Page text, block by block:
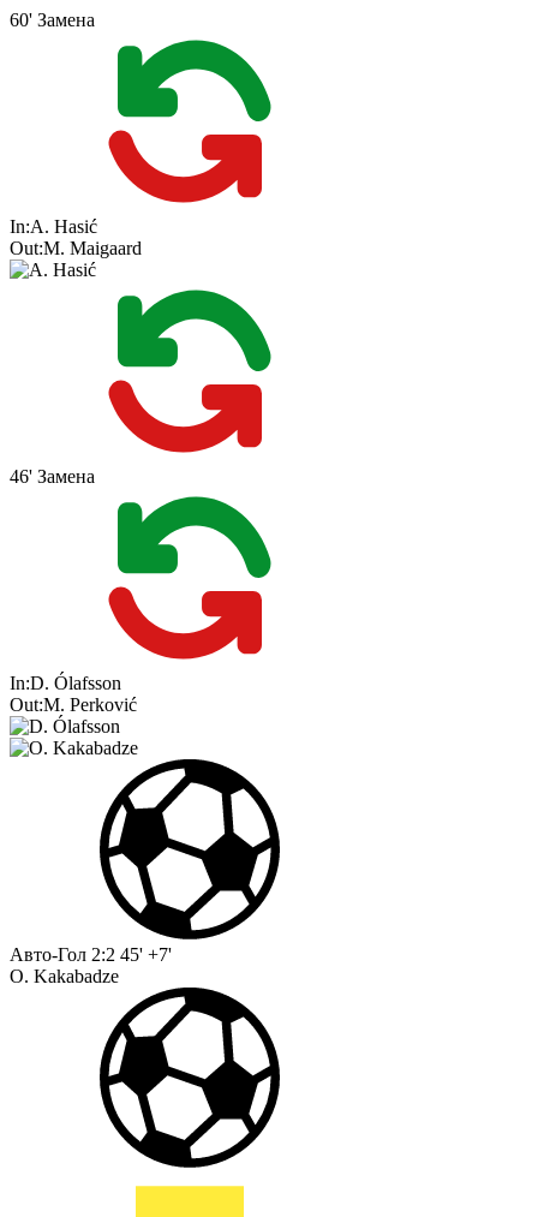
60' Замена
In:A. Hasić
Out:M. Maigaard
46' Замена
In:D. Ólafsson
Out:M. Perković
Авто-Гол 2:2 45' +7'
O. Kakabadze